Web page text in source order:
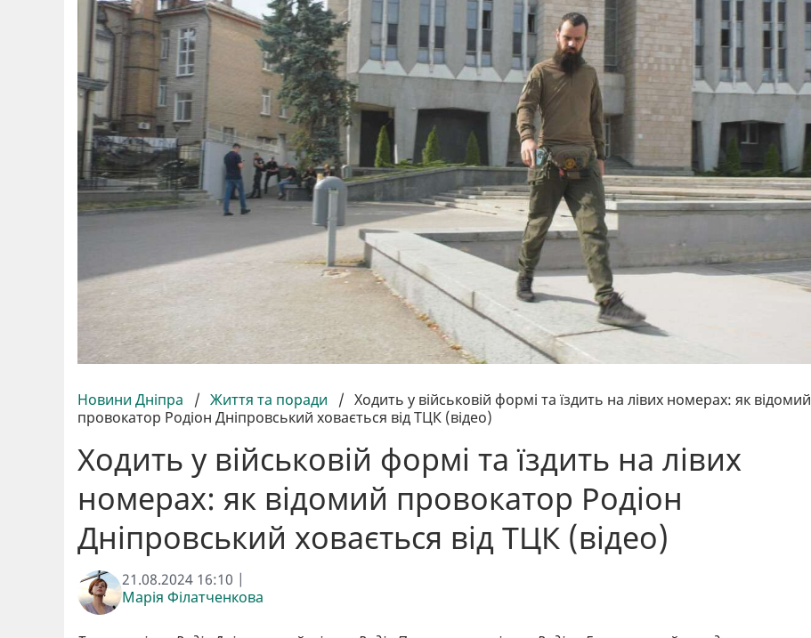
Новини Дніпра / Життя та поради / Ходить у військовій формі та їздить на лівих номерах: як відомий
провокатор Родіон Дніпровський ховається від ТЦК (відео)
Ходить у військовій формі та їздить на лівих
номерах: як відомий провокатор Родіон
Дніпровський ховається від ТЦК (відео)
21.08.2024 16:10 |
Марія Філатченкова